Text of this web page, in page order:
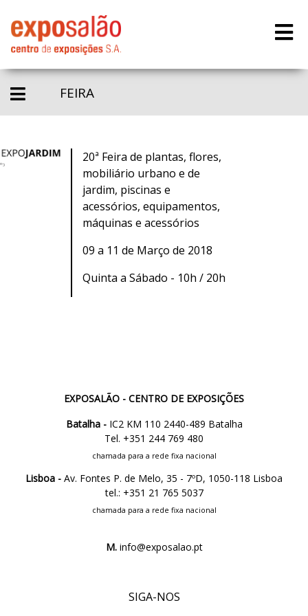
FEIRA
20ª Feira de plantas, flores,
mobiliário urbano e de
jardim, piscinas e
acessórios, equipamentos,
máquinas e acessórios
09 a 11 de Março de 2018
Quinta a Sábado - 10h / 20h
EXPOSALÃO - CENTRO DE EXPOSIÇÕES
Batalha -IC2 KM 110 2440-489 Batalha
Tel. +351 244 769 480
chamada para a rede fixa nacional
Lisboa - Av. Fontes P. de Melo, 35 - 7ºD, 1050-118 Lisboa
tel.: +351 21 765 5037
chamada para a rede fixa nacional
M.info@exposalao.pt
SIGA-NOS